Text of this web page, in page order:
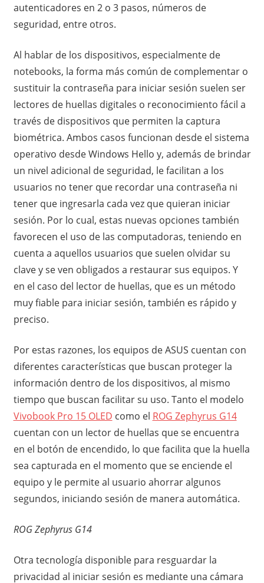
autenticadores en 2 o 3 pasos, números de
seguridad, entre otros.
Al hablar de los dispositivos, especialmente de
notebooks, la forma más común de complementar o
sustituir la contraseña para iniciar sesión suelen ser
lectores de huellas digitales o reconocimiento fácil a
través de dispositivos que permiten la captura
biométrica. Ambos casos funcionan desde el sistema
operativo desde Windows Hello y, además de brindar
un nivel adicional de seguridad, le facilitan a los
usuarios no tener que recordar una contraseña ni
tener que ingresarla cada vez que quieran iniciar
sesión. Por lo cual, estas nuevas opciones también
favorecen el uso de las computadoras, teniendo en
cuenta a aquellos usuarios que suelen olvidar su
clave y se ven obligados a restaurar sus equipos. Y
en el caso del lector de huellas, que es un método
muy fiable para iniciar sesión, también es rápido y
preciso.
Por estas razones, los equipos de ASUS cuentan con
diferentes características que buscan proteger la
información dentro de los dispositivos, al mismo
tiempo que buscan facilitar su uso. Tanto el modelo
Vivobook Pro 15 OLED como el ROG Zephyrus G14
cuentan con un lector de huellas que se encuentra
en el botón de encendido, lo que facilita que la huella
sea capturada en el momento que se enciende el
equipo y le permite al usuario ahorrar algunos
segundos, iniciando sesión de manera automática.
ROG Zephyrus G14
Otra tecnología disponible para resguardar la
privacidad al iniciar sesión es mediante una cámara